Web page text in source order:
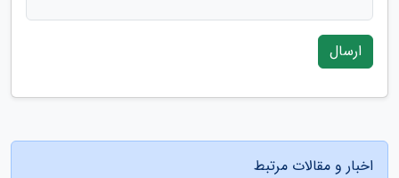
ارسال
اخبار و مقالات مرتبط